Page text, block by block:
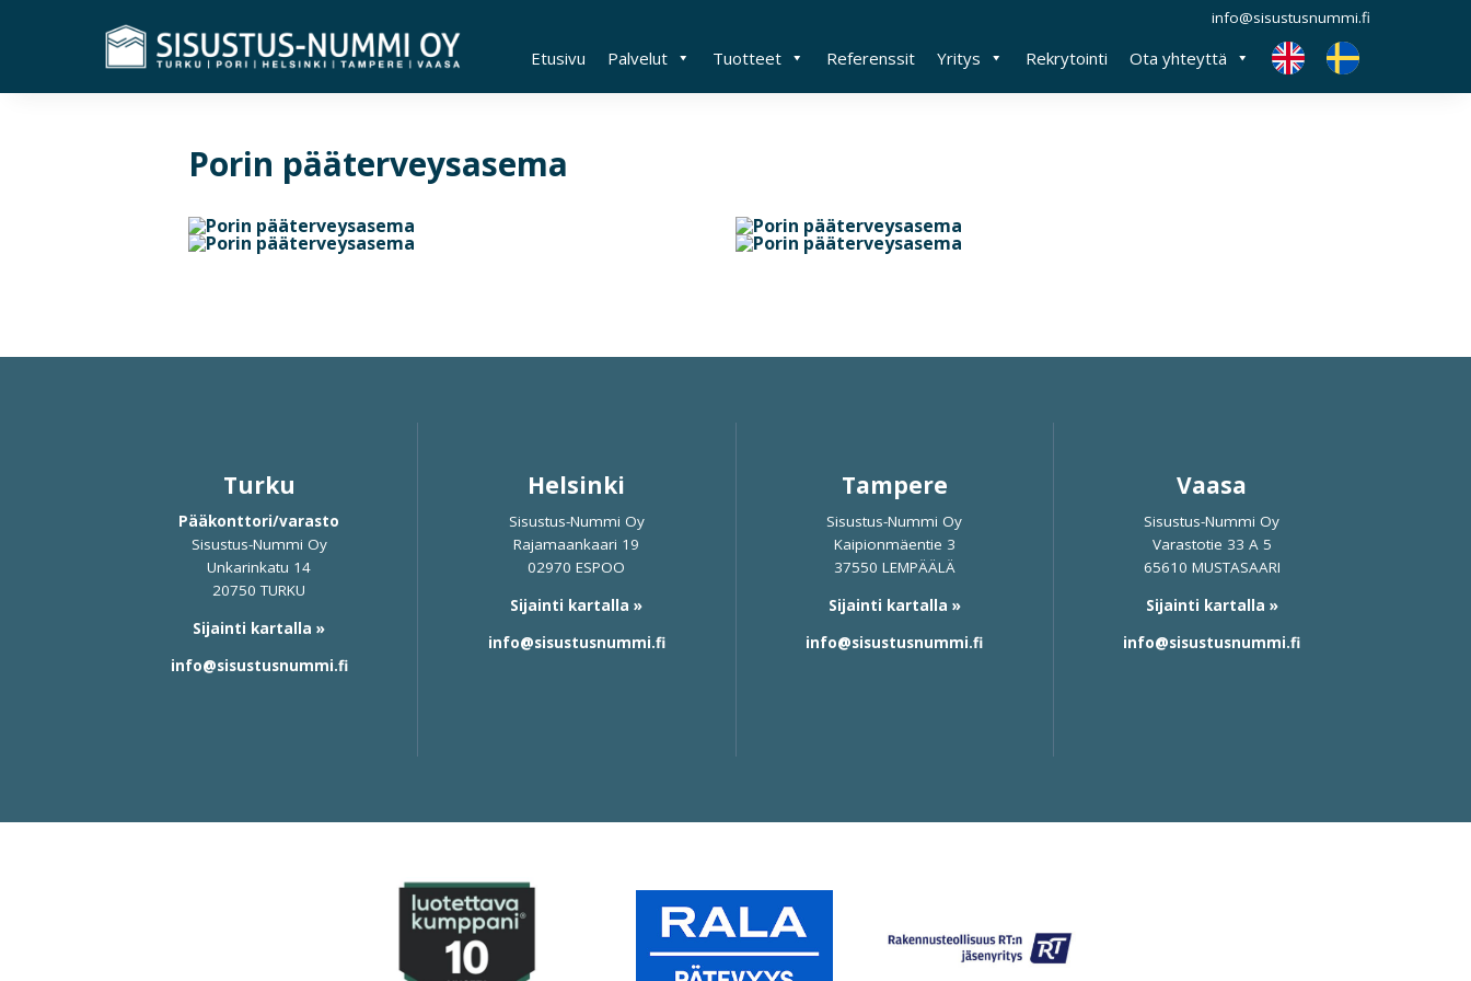
info@sisustusnummi.fi
Etusivu Palvelut Tuotteet Referenssit Yritys Rekrytointi Ota yhteyttä
Porin pääterveysasema
Turku
Pääkonttori/varasto
Sisustus-Nummi Oy
Unkarinkatu 14
20750 TURKU
Sijainti kartalla »
info@sisustusnummi.fi
Helsinki
Sisustus-Nummi Oy
Rajamaankaari 19
02970 ESPOO
Sijainti kartalla »
info@sisustusnummi.fi
Tampere
Sisustus-Nummi Oy
Kaipionmäentie 3
37550 LEMPÄÄLÄ
Sijainti kartalla »
info@sisustusnummi.fi
Vaasa
Sisustus-Nummi Oy
Varastotie 33 A 5
65610 MUSTASAARI
Sijainti kartalla »
info@sisustusnummi.fi